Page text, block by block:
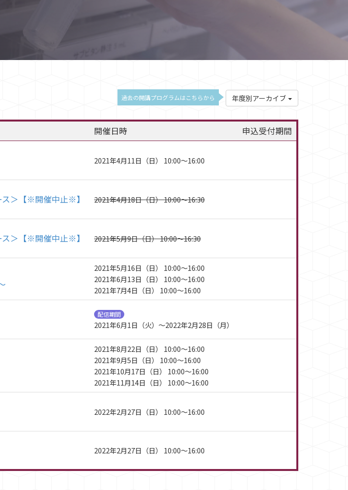
過去の開講プログラムはこちらから 年度別アーカイブ
開催日時 申込受付期間
2021年4月11日（日） 10:00～16:00
ス＞【※開催中止※】 2021年4月18日（日） 10:00～16:30
ス＞【※開催中止※】 2021年5月9日（日） 10:00～16:30
2021年5月16日（日） 10:00～16:00
2021年6月13日（日） 10:00～16:00
2021年7月4日（日） 10:00～16:00
配信期間
2021年6月1日（火）～2022年2月28日（月）
2021年8月22日（日） 10:00～16:00
2021年9月5日（日） 10:00～16:00
2021年10月17日（日） 10:00～16:00
2021年11月14日（日） 10:00～16:00
2022年2月27日（日） 10:00～16:00
2022年2月27日（日） 10:00～16:00